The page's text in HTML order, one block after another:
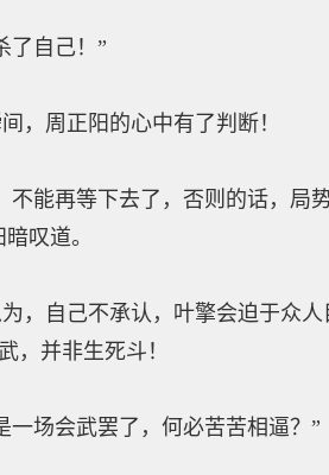
自己！”
周正阳的心中有了判断！
再等下去了，否则的话，局势
叹道。
自己不承认，叶擎会迫于众人
，并非生死斗！
场会武罢了，何必苦苦相逼？”